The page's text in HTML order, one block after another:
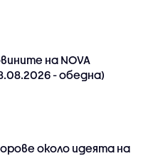
на NOVA
- обедна)
около идеята на